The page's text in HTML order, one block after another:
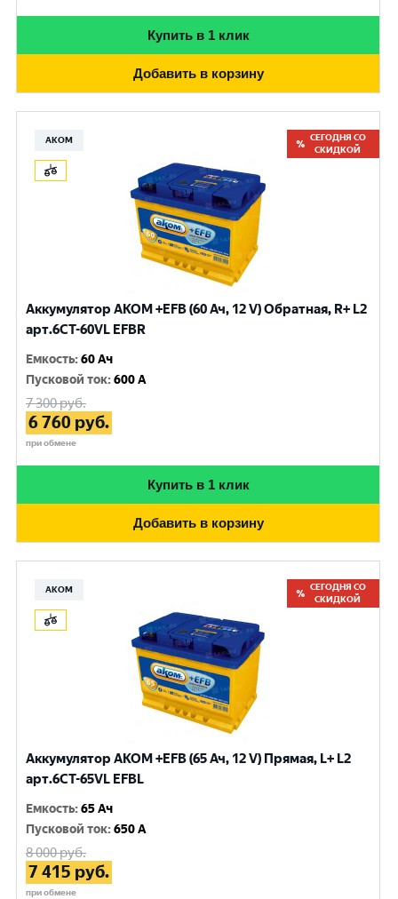
Купить в 1 клик
Добавить в корзину
АКОМ
СЕГОДНЯ СО
СКИДКОЙ
Аккумулятор AKOM +EFB (60 Ач, 12 V) Обратная, R+ L2
арт.6CТ-60VL EFBR
Емкость:60 Ач
Пусковой ток:600 A
7 300руб.
6 760 руб.
при обмене
Купить в 1 клик
Добавить в корзину
АКОМ
СЕГОДНЯ СО
СКИДКОЙ
Аккумулятор AKOM +EFB (65 Ач, 12 V) Прямая, L+ L2
арт.6СТ-65VL EFBL
Емкость:65 Ач
Пусковой ток:650 A
8 000руб.
7 415 руб.
при обмене